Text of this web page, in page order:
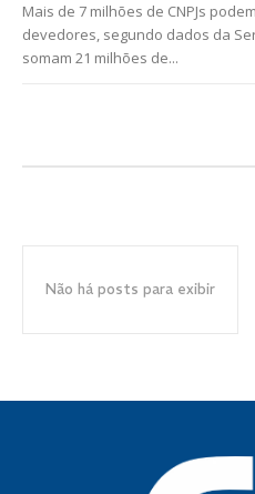
Mais de 7 milhões de CNPJs
devedores, segundo dados da
somam 21 milhões de...
Não há posts para exibir